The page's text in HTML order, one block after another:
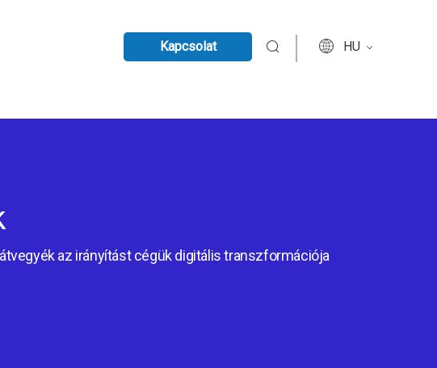
Kapcsolat HU
az irányítást cégük digitális transzformációja